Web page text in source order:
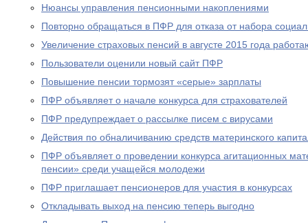
Нюансы управления пенсионными накоплениями
Повторно обращаться в ПФР для отказа от набора
Увеличение страховых пенсий в августе 2015 года
Пользователи оценили новый сайт ПФР
Повышение пенсии тормозят «серые» зарплаты
ПФР объявляет о начале конкурса для страхователей
ПФР предупреждает о рассылке писем с вирусами
Действия по обналичиванию средств материнского
ПФР объявляет о проведении конкурса агитационных
пенсии» среди учащейся молодежи
ПФР приглашает пенсионеров для участия в конкурсах
Откладывать выход на пенсию теперь выгодно